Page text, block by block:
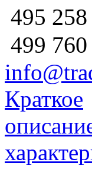
495
499
Краткое